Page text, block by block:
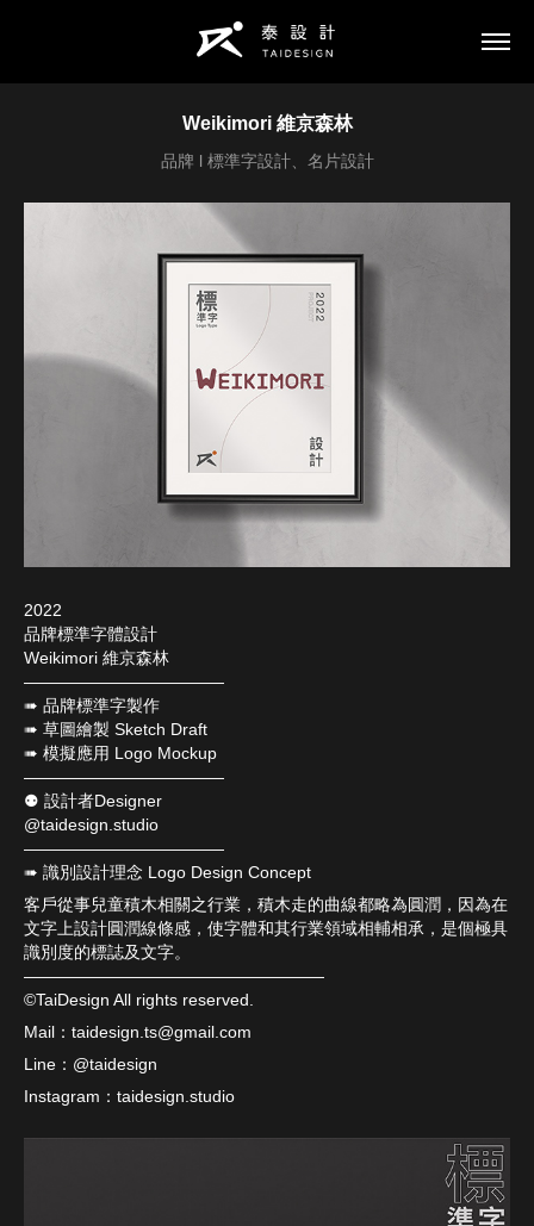
Weikimori 維京森林
品牌 l 標準字設計、名片設計
2022
品牌標準字體設計
Weikimori 維京森林
————————————
➠ 品牌標準字製作
➠ 草圖繪製 Sketch Draft
➠ 模擬應用 Logo Mockup
————————————
⚉ 設計者Designer
@taidesign.studio
————————————
➠ 識別設計理念 Logo Design Concept
客戶從事兒童積木相關之行業，積木走的曲線都略為圓潤，因為在
文字上設計圓潤線條感，使字體和其行業領域相輔相承，是個極具
識別度的標誌及文字。
——————————————————
©️TaiDesign All rights reserved.
Mail：taidesign.ts@gmail.com
Line：@taidesign
Instagram：taidesign.studio